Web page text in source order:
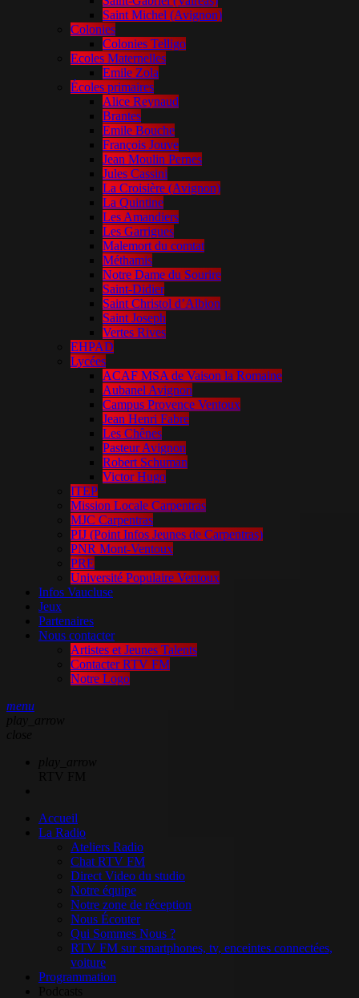
Saint Michel (Avignon)
Colonies
Colonies Telligo
Ecoles Maternelles
Emile Zola
Écoles primaires
Alice Reynaud
Brantes
Emile Bouche
François Jouve
Jean Moulin Pernes
Jules Cassini
La Croisière (Avignon)
La Quintine
Les Amandiers
Les Garrigues
Malemort du comtat
Méthamis
Notre Dame du Sourire
Saint-Didier
Saint Christol d’Albion
Saint Joseph
Vertes Rives
EHPAD
Lycées
ACAF MSA de Vaison la Romaine
Aubanel Avignon
Campus Provence Ventoux
Jean Henri Fabre
Les Chênes
Pasteur Avignon
Robert Schuman
Victor Hugo
ITEP
Mission Locale Carpentras
MJC Carpentras
PIJ (Point Infos Jeunes de Carpentras)
PNR Mont-Ventoux
PRE
Université Populaire Ventoux
Infos Vaucluse
Jeux
Partenaires
Nous contacter
Artistes et Jeunes Talents
Contacter RTV FM
Notre Logo
menu
Accueil
La Radio
Ateliers Radio
Chat RTV FM
Direct Video du studio
Notre équipe
Notre zone de réception
Nous Écouter
Qui Sommes Nous ?
RTV FM sur smartphones, tv, enceintes connectées,
voiture
Programmation